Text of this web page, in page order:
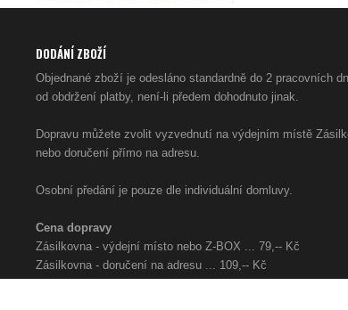
DODÁNÍ ZBOŽÍ
Objednané zboží je odesláno standardně do 2 pracovních
od obdržení platby, není-li předem dohodnuto jinak.
Dopravu můžete zvolit vyzvednutí na výdejním místě
nebo doručení přímo na adresu.
Osobní předání je pouze dle individuální domluvy.
Cena dopravy
Zásilkovna - výdejní místo nebo Z-BOX ... 79,-- Kč
Zásilkovna - doručení na adresu ... 109,-- Kč